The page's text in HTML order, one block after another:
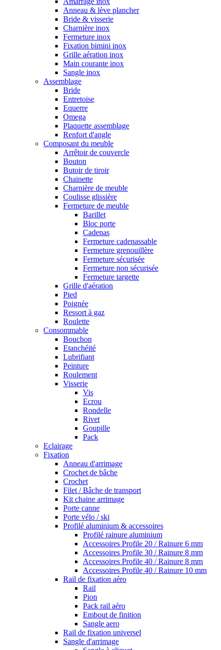
Anneau & lève plancher
Bride & visserie
Charnière inox
Fermeture inox
Fixation bimini inox
Grille aération inox
Main courante inox
Sangle inox
Assemblage
Bride
Entretoise
Equerre
Omega
Plaquette assemblage
Renfort d'angle
Composant du meuble
Arrêtoir de couvercle
Bouton
Butoir de tiroir
Chainette
Charnière de meuble
Coulisse glissière
Fermeture de meuble
Barillet
Bloc porte
Cadenas
Fermeture cadenassable
Fermeture grenouillère
Fermeture sécurisée
Fermeture non sécurisée
Fermeture targette
Grille d'aération
Pied
Poignée
Ressort à gaz
Roulette
Consommable
Bouchon
Etanchéité
Lubrifiant
Peinture
Roulement
Visserie
Vis
Ecrou
Rondelle
Rivet
Goupille
Pack
Eclairage
Fixation
Anneau d'arrimage
Crochet de bâche
Crochet
Filet / Bâche de transport
Kit chaine arrimage
Porte canne
Porte vélo / ski
Profilé aluminium & accessoires
Profilé rainure aluminium
Accessoires Profile 20 / Rainure 6 mm
Accessoires Profile 30 / Rainure 8 mm
Accessoires Profile 40 / Rainure 8 mm
Accessoires Profile 40 / Rainure 10 mm
Rail de fixation aéro
Rail
Pion
Pack rail aéro
Embout de finition
Sangle aero
Rail de fixation universel
Sangle d'arrimage